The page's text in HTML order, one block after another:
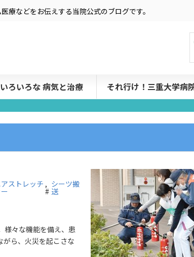
療などをお伝えする当院公式のブログです。
いろいろな 病気と治療 それ行け！三重大学病
ストレッチ ,
#
シーツ搬
送
様々な機能を備え、患
ら、火災を起こさな